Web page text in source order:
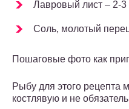
Лавровый лист – 2-3
Соль, молотый
Пошаговые фото как
Рыбу для этого рецепта
костлявую и не